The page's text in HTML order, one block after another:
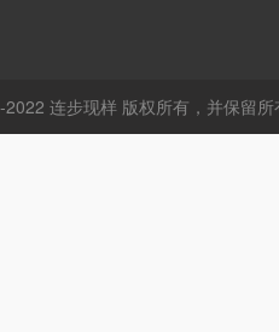
连步现样 版权所有，并保留